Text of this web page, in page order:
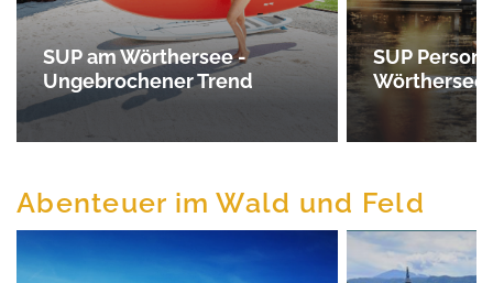
SUP am Wörthersee -
Ungebrochener Trend
SUP
Wörthersee
Abenteuer im Wald und Feld